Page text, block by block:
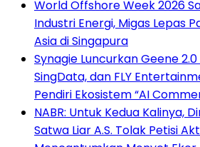
World Offshore Week 2026
Industri Energi, Migas Lepas
Asia di Singapura
Synagie Luncurkan Geene
SingData, dan FLY
Pendiri Ekosistem “AI
NABR: Untuk Kedua Kalinya,
Satwa Liar A.S. Tolak Petisi